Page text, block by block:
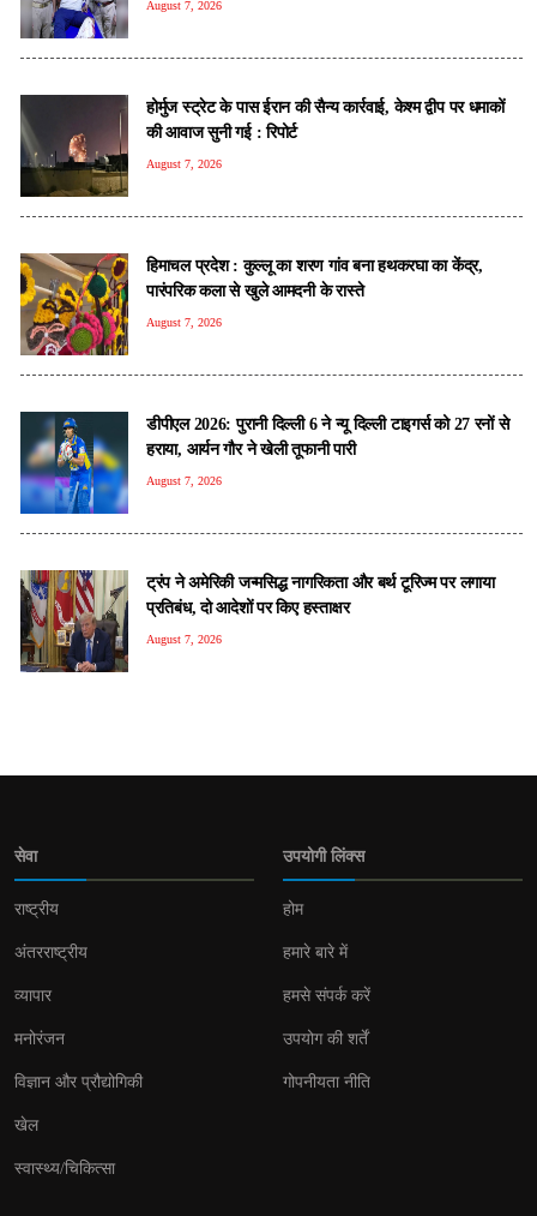
August 7, 2026
होर्मुज स्ट्रेट के पास ईरान की सैन्य कार्रवाई, केश्म द्वीप पर धमाकों
की आवाज सुनी गई : रिपोर्ट
August 7, 2026
हिमाचल प्रदेश : कुल्लू का शरण गांव बना हथकरघा का केंद्र,
पारंपरिक कला से खुले आमदनी के रास्ते
August 7, 2026
डीपीएल 2026: पुरानी दिल्ली 6 ने न्यू दिल्ली टाइगर्स को 27 रनों से
हराया, आर्यन गौर ने खेली तूफानी पारी
August 7, 2026
ट्रंप ने अमेरिकी जन्मसिद्ध नागरिकता और बर्थ टूरिज्म पर लगाया
प्रतिबंध, दो आदेशों पर किए हस्ताक्षर
August 7, 2026
सेवा
राष्ट्रीय
अंतरराष्ट्रीय
व्यापार
मनोरंजन
विज्ञान और प्रौद्योगिकी
खेल
स्वास्थ्य/चिकित्सा
उपयोगी लिंक्स
होम
हमारे बारे में
हमसे संपर्क करें
उपयोग की शर्तें
गोपनीयता नीति